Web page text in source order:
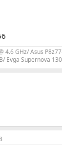
4.6 GHz/ Asus
Evga Supernova